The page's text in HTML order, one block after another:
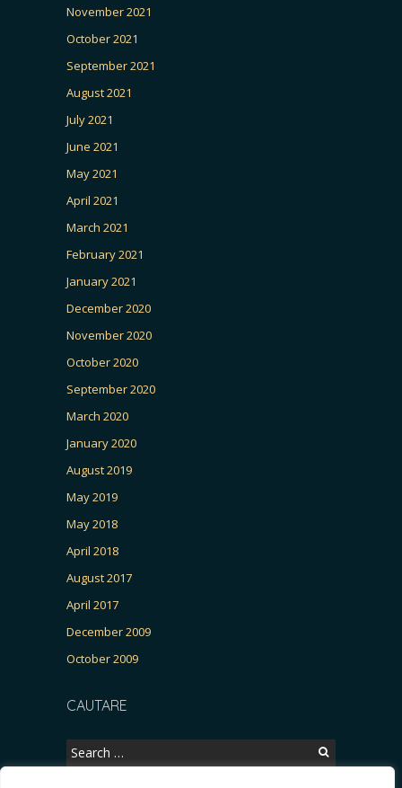
November 2021
October 2021
September 2021
August 2021
July 2021
June 2021
May 2021
April 2021
March 2021
February 2021
January 2021
December 2020
November 2020
October 2020
September 2020
March 2020
January 2020
August 2019
May 2019
May 2018
April 2018
August 2017
April 2017
December 2009
October 2009
CAUTARE
Search
for: